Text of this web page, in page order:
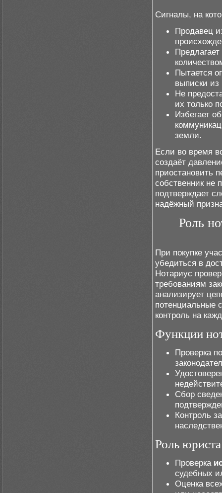
Сигналы, на
Продавец
Пытается
выписки из
Не
их только
Избегает
земли.
Если во время
создаёт
приостановить
собственник не
подтверждает
надёжный
Роль
При покупке
убедиться в
Нотариус
требованиям
анализирует
потенциальные
контроль на
Функции
Проверка
Сбор
Контроль
Роль юриста
Проверка
судебных
Оценка